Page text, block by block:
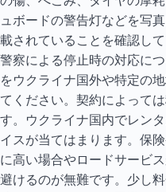
ュボードの警告灯などを写
載されていることを確認し
警察による停止時の対応に
をウクライナ国外や特定の
てください。契約によって
す。ウクライナ国内でレン
イスが当てはまります。保
に高い場合やロードサービ
避けるのが無難です。少し